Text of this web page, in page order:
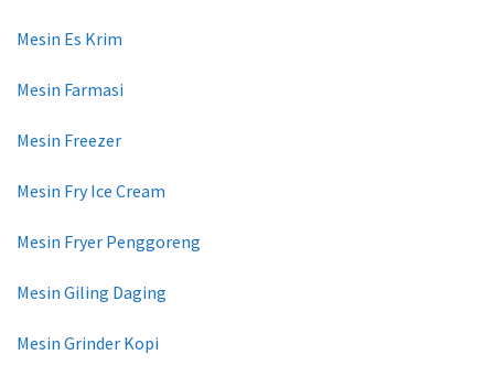
Mesin Es Krim
Mesin Farmasi
Mesin Freezer
Mesin Fry Ice Cream
Mesin Fryer Penggoreng
Mesin Giling Daging
Mesin Grinder Kopi